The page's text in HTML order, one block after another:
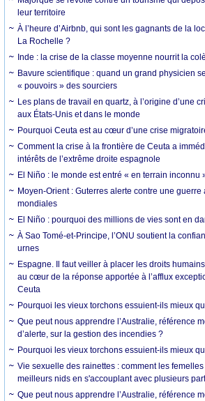
leur territoire
À l’heure d’Airbnb, qui sont les gagnants de la
La Rochelle ?
Inde : la crise de la classe moyenne nourrit la
Bavure scientifique : quand un grand physicien
« pouvoirs » des sourciers
Les plans de travail en quartz, à l’origine d’une
aux États-Unis et dans le monde
Pourquoi Ceuta est au cœur d’une crise
Comment la crise à la frontière de Ceuta a
intérêts de l’extrême droite espagnole
El Niño : le monde est entré « en terrain inconnu
Moyen-Orient : Guterres alerte contre une
mondiales
El Niño : pourquoi des millions de vies sont en
À Sao Tomé-et-Principe, l’ONU soutient la
urnes
Espagne. Il faut veiller à placer les droits
au cœur de la réponse apportée à l’afflux
Ceuta
Pourquoi les vieux torchons essuient-ils mieux
Que peut nous apprendre l’Australie, référence
d’alerte, sur la gestion des incendies ?
Pourquoi les vieux torchons essuient-ils mieux
Vie sexuelle des rainettes : comment les
meilleurs nids en s'accouplant avec plusieurs
Que peut nous apprendre l’Australie, référence